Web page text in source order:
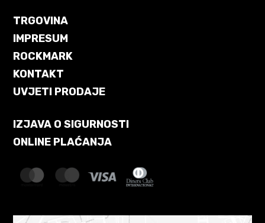
TRGOVINA
IMPRESUM
ROCKMARK
KONTAKT
UVJETI PRODAJE
IZJAVA O SIGURNOSTI
ONLINE PLAĆANJA